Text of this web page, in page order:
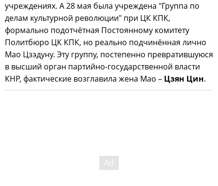
учреждениях. А 28 мая была учреждена "Группа по
делам культурной революции" при ЦК КПК,
формально подотчётная Постоянному комитету
Политбюро ЦК КПК, но реально подчинённая лично
Мао Цзэдуну. Эту группу, постепенно превратившуюся
в высший орган партийно-государственной власти
КНР, фактические возглавила жена Мао – Цзян Цин.